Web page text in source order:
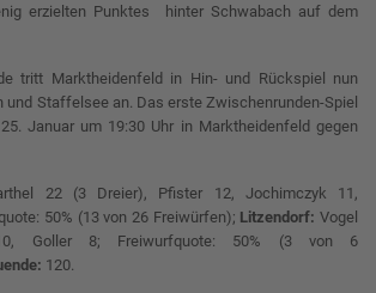
erzielten Punktes hinter Schwabach auf dem
tritt Marktheidenfeld in Hin- und Rückspiel nun
und Staffelsee an. Das erste Zwischenrunden-Spiel
Januar um 19:30 Uhr in Marktheidenfeld gegen
22 (3 Dreier), Pfister 12, Jochimczyk 11,
50% (13 von 26 Freiwürfen); Litzendorf:Vogel
Goller 8; Freiwurfquote: 50% (3 von 6
120.